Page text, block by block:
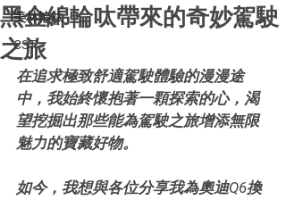
美林輪呔
CST
黑金綿輪呔帶來的奇妙駕駛
之旅
在追求極致舒適駕駛體驗的漫漫途
中，我始終懷抱著一顆探索的心，渴
望挖掘出那些能為駕駛之旅增添無限
魅力的寶藏好物。
如今，我想與各位分享我為奧迪Q6換